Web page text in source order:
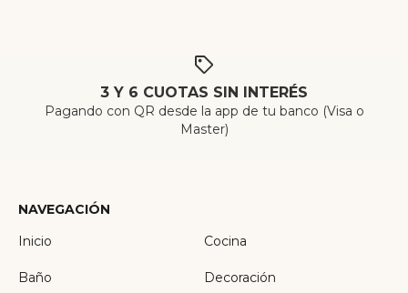
3 Y 6 CUOTAS SIN INTERÉS
Pagando con QR desde la app de tu banco (Visa o
Master)
NAVEGACIÓN
Inicio
Cocina
Baño Decoración